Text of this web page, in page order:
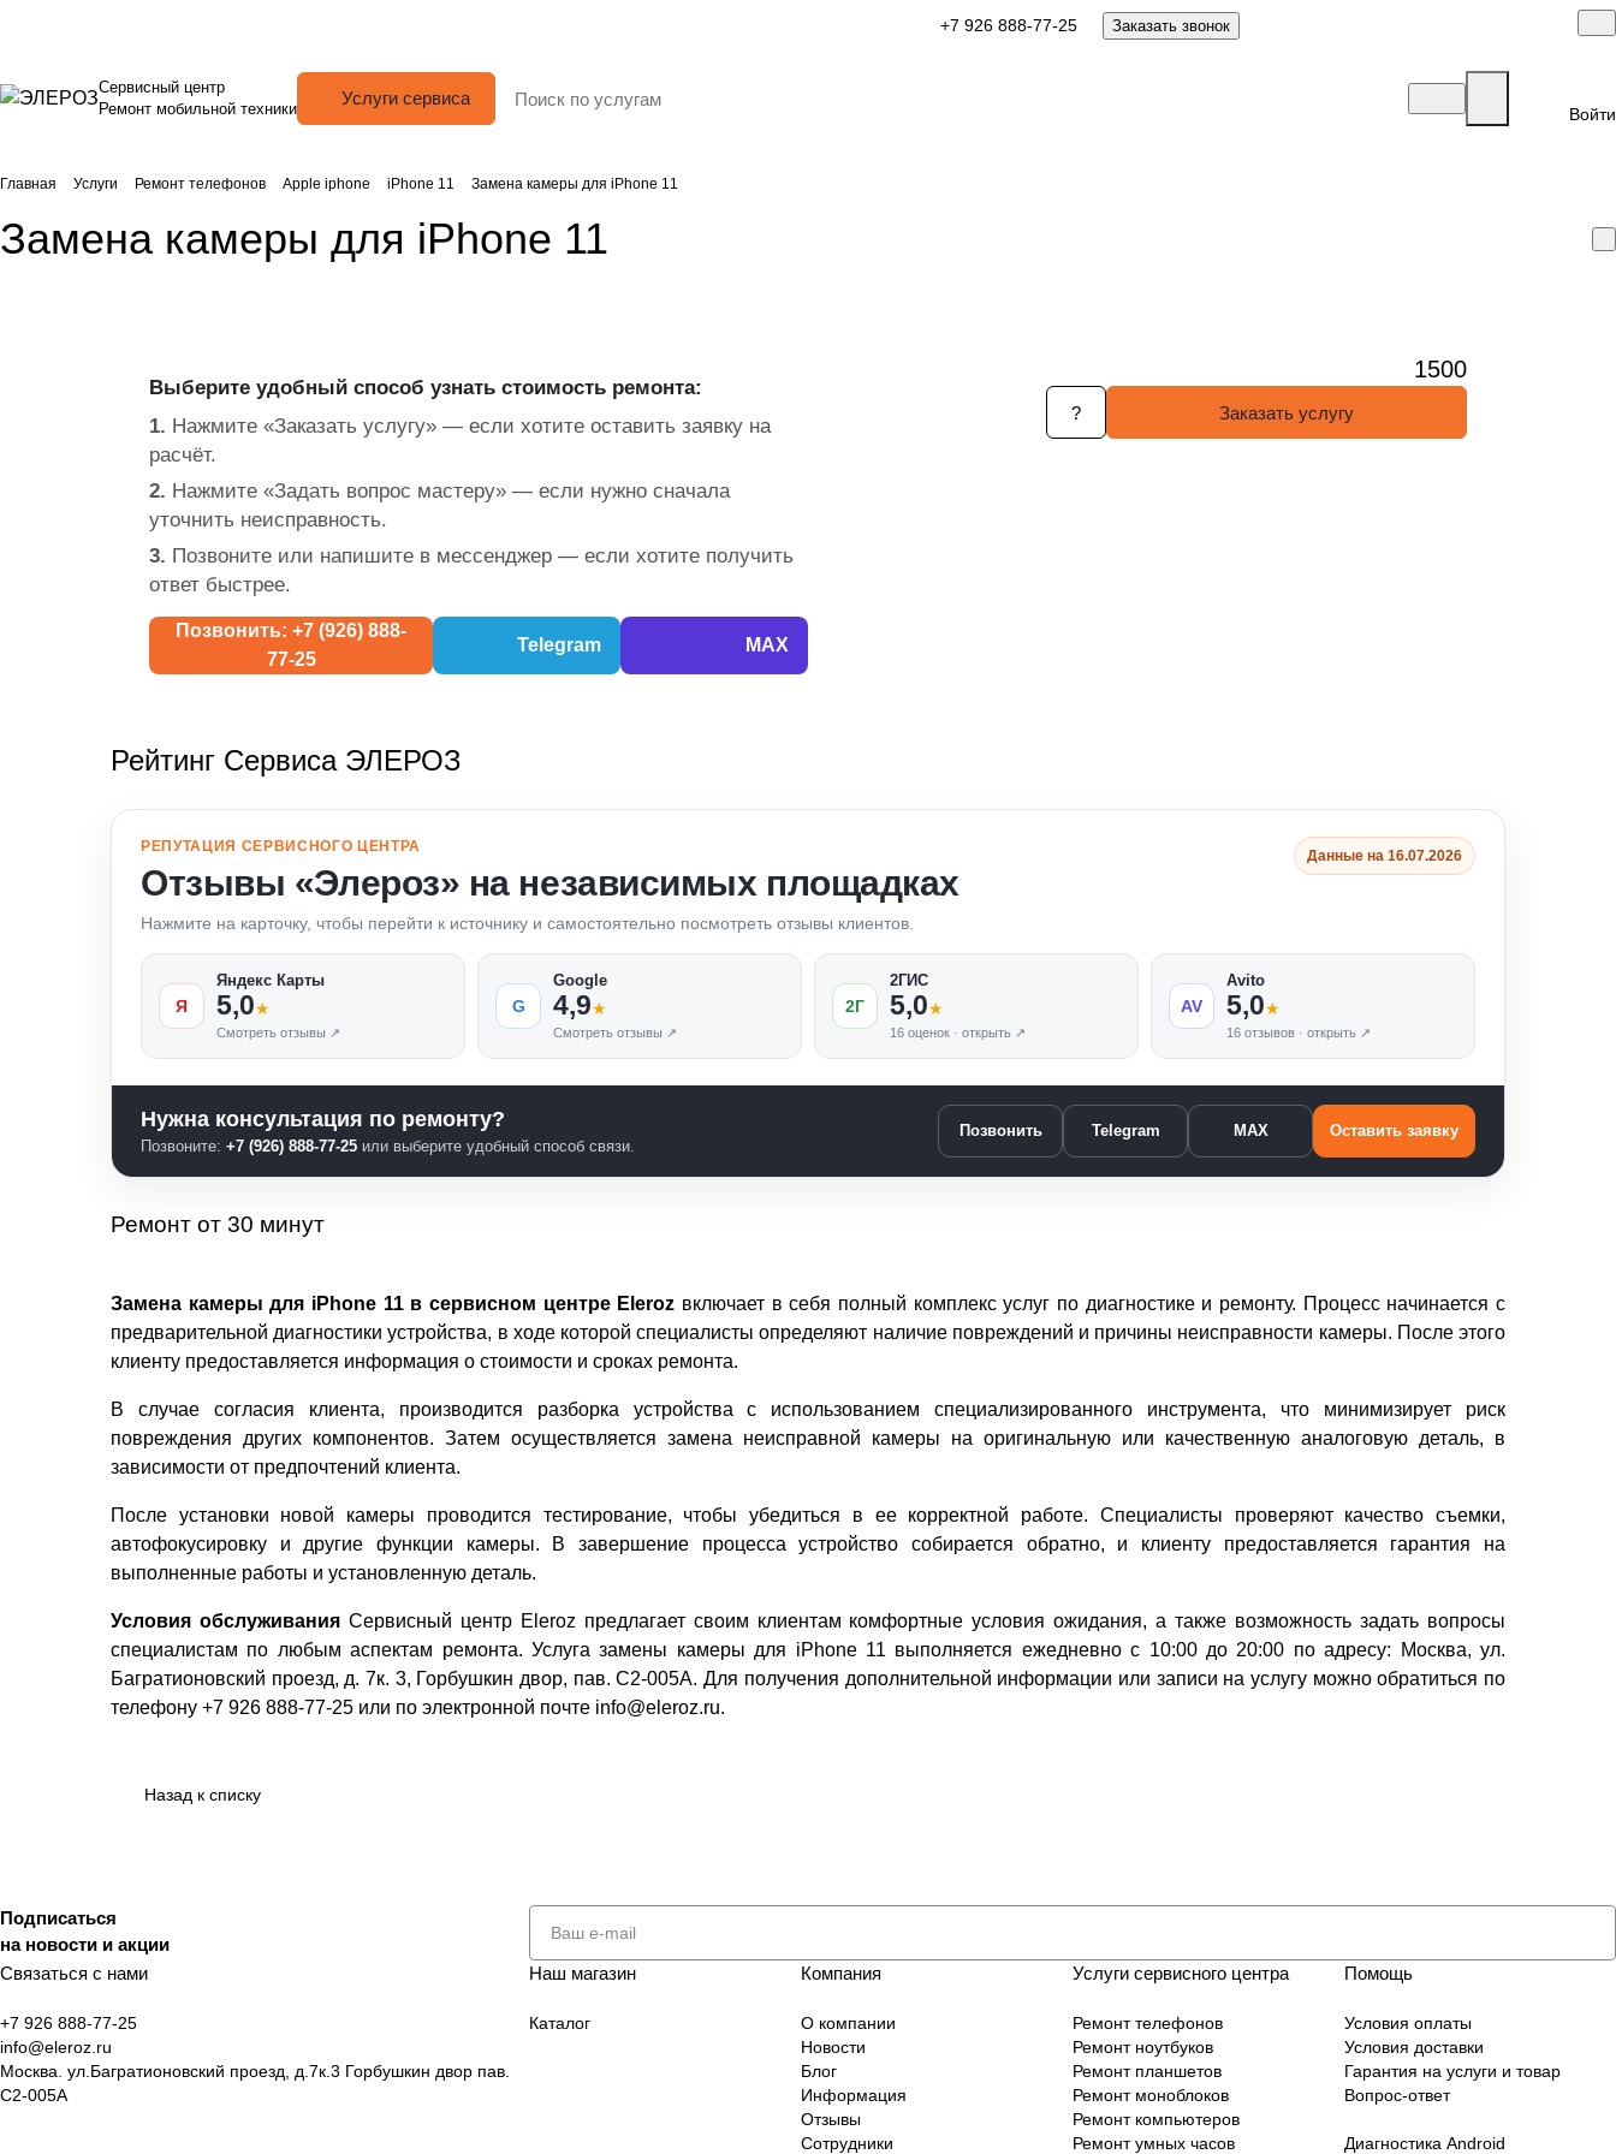
+7 926 888-77-25 Заказать звонок
Сервисный центр
Ремонт мобильной техники
Услуги сервиса
Войти
Главная Услуги Ремонт телефонов Apple iphone iPhone 11 Замена камеры для iPhone 11
Замена камеры для iPhone 11
Выберите удобный способ узнать стоимость ремонта:
1. Нажмите «Заказать услугу» — если хотите оставить заявку на
расчёт.
2. Нажмите «Задать вопрос мастеру» — если нужно сначала
уточнить неисправность.
3. Позвоните или напишите в мессенджер — если хотите получить
ответ быстрее.
Позвонить: +7 (926) 888-
77-25
Telegram MAX
1500
? Заказать услугу
Рейтинг Сервиса ЭЛЕРОЗ
РЕПУТАЦИЯ СЕРВИСНОГО ЦЕНТРА
Отзывы «Элероз» на независимых площадках
Нажмите на карточку, чтобы перейти к источнику и самостоятельно посмотреть отзывы клиентов.
Данные на 16.07.2026
Я
Яндекс Карты
5,0★
Смотреть отзывы ↗
G
Google
4,9★
Смотреть отзывы ↗
2Г
2ГИС
5,0★
16 оценок · открыть ↗
AV
Avito
5,0★
16 отзывов · открыть ↗
Нужна консультация по ремонту?
Позвоните: +7 (926) 888-77-25 или выберите удобный способ связи.
Позвонить Telegram MAX Оставить заявку
Ремонт от 30 минут
Замена камеры для iPhone 11 в сервисном центре Eleroz включает в себя полный комплекс услуг по диагностике и ремонту. Процесс начинается с
предварительной диагностики устройства, в ходе которой специалисты определяют наличие повреждений и причины неисправности камеры. После этого
клиенту предоставляется информация о стоимости и сроках ремонта.
В случае согласия клиента, производится разборка устройства с использованием специализированного инструмента, что минимизирует риск
повреждения других компонентов. Затем осуществляется замена неисправной камеры на оригинальную или качественную аналоговую деталь, в
зависимости от предпочтений клиента.
После установки новой камеры проводится тестирование, чтобы убедиться в ее корректной работе. Специалисты проверяют качество съемки,
автофокусировку и другие функции камеры. В завершение процесса устройство собирается обратно, и клиенту предоставляется гарантия на
выполненные работы и установленную деталь.
Условия обслуживанияСервисный центр Eleroz предлагает своим клиентам комфортные условия ожидания, а также возможность задать вопросы
специалистам по любым аспектам ремонта. Услуга замены камеры для iPhone 11 выполняется ежедневно с 10:00 до 20:00 по адресу: Москва, ул.
Багратионовский проезд, д. 7к. 3, Горбушкин двор, пав. C2-005A. Для получения дополнительной информации или записи на услугу можно обратиться по
телефону +7 926 888-77-25 или по электронной почте info@eleroz.ru.
Назад к списку
Подписаться
на новости и акции
Связаться с нами
+7 926 888-77-25
info@eleroz.ru
Москва. ул.Багратионовский проезд, д.7к.3 Горбушкин двор пав.
C2-005A
Наш магазин
Каталог
Компания
О компании
Новости
Блог
Информация
Отзывы
Сотрудники
Услуги сервисного центра
Ремонт телефонов
Ремонт ноутбуков
Ремонт планшетов
Ремонт моноблоков
Ремонт компьютеров
Ремонт умных часов
Помощь
Условия оплаты
Условия доставки
Гарантия на услуги и товар
Вопрос-ответ
Диагностика Android